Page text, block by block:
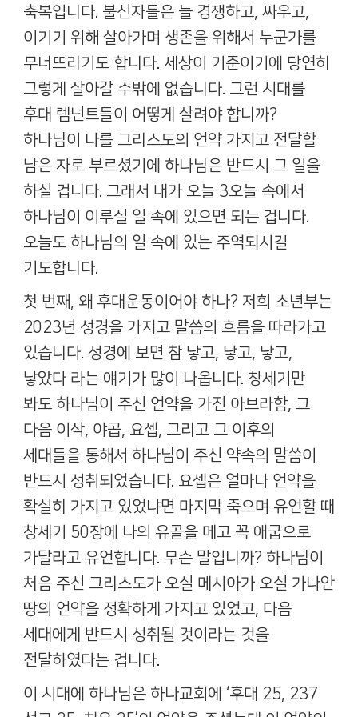
축복입니다. 불신자들은 늘 경쟁하고, 싸우고,
이기기 위해 살아가며 생존을 위해서 누군가를
무너뜨리기도 합니다. 세상이 기준이기에 당연히
그렇게 살아갈 수밖에 없습니다. 그런 시대를
후대 렘넌트들이 어떻게 살려야 합니까?
하나님이 나를 그리스도의 언약 가지고 전달할
남은 자로 부르셨기에 하나님은 반드시 그 일을
하실 겁니다. 그래서 내가 오늘 3오늘 속에서
하나님이 이루실 일 속에 있으면 되는 겁니다.
오늘도 하나님의 일 속에 있는 주역되시길
기도합니다.
첫 번째, 왜 후대운동이어야 하나? 저희 소년부는
2023년 성경을 가지고 말씀의 흐름을 따라가고
있습니다. 성경에 보면 참 낳고, 낳고, 낳고,
낳았다 라는 얘기가 많이 나옵니다. 창세기만
봐도 하나님이 주신 언약을 가진 아브라함, 그
다음 이삭, 야곱, 요셉, 그리고 그 이후의
세대들을 통해서 하나님이 주신 약속의 말씀이
반드시 성취되었습니다. 요셉은 얼마나 언약을
확실히 가지고 있었냐면 마지막 죽으며 유언할 때
창세기 50장에 나의 유골을 메고 꼭 애굽으로
가달라고 유언합니다. 무슨 말입니까? 하나님이
처음 주신 그리스도가 오실 메시아가 오실 가나안
땅의 언약을 정확하게 가지고 있었고, 다음
세대에게 반드시 성취될 것이라는 것을
전달하였다는 겁니다.
이 시대에 하나님은 하나교회에 ‘후대 25, 237